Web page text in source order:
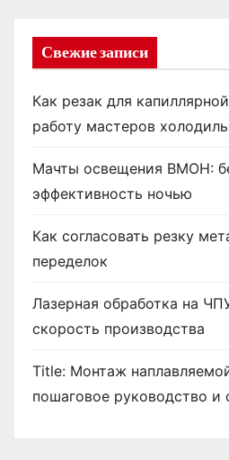
Свежие записи
Как резак для
работу мастеров
Мачты освещения ВМОН:
эффективность ночью
Как согласовать резку
переделок
Лазерная обработка на
скорость производства
Title: Монтаж
пошаговое руководство и